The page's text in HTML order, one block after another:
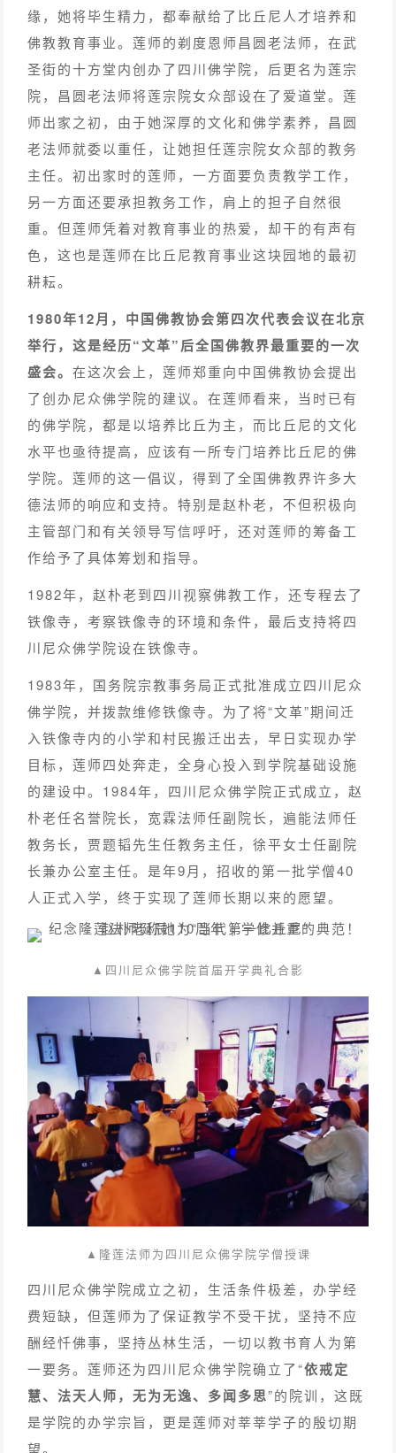
缘，她将毕生精力，都奉献给了比丘尼人才培养和
佛教教育事业。莲师的剃度恩师昌圆老法师，在武
圣街的十方堂内创办了四川佛学院，后更名为莲宗
院，昌圆老法师将莲宗院女众部设在了爱道堂。莲
师出家之初，由于她深厚的文化和佛学素养，昌圆
老法师就委以重任，让她担任莲宗院女众部的教务
主任。初出家时的莲师，一方面要负责教学工作，
另一方面还要承担教务工作，肩上的担子自然很
重。但莲师凭着对教育事业的热爱，却干的有声有
色，这也是莲师在比丘尼教育事业这块园地的最初
耕耘。
1980年12月，中国佛教协会第四次代表会议在北京
举行，这是经历“文革”后全国佛教界最重要的一次
盛会。在这次会上，莲师郑重向中国佛教协会提出
了创办尼众佛学院的建议。在莲师看来，当时已有
的佛学院，都是以培养比丘为主，而比丘尼的文化
水平也亟待提高，应该有一所专门培养比丘尼的佛
学院。莲师的这一倡议，得到了全国佛教界许多大
德法师的响应和支持。特别是赵朴老，不但积极向
主管部门和有关领导写信呼吁，还对莲师的筹备工
作给予了具体筹划和指导。
1982年，赵朴老到四川视察佛教工作，还专程去了
铁像寺，考察铁像寺的环境和条件，最后支持将四
川尼众佛学院设在铁像寺。
1983年，国务院宗教事务局正式批准成立四川尼众
佛学院，并拨款维修铁像寺。为了将“文革”期间迁
入铁像寺内的小学和村民搬迁出去，早日实现办学
目标，莲师四处奔走，全身心投入到学院基础设施
的建设中。1984年，四川尼众佛学院正式成立，赵
朴老任名誉院长，宽霖法师任副院长，遍能法师任
教务长，贾题韬先生任教务主任，徐平女士任副院
长兼办公室主任。是年9月，招收的第一批学僧40
人正式入学，终于实现了莲师长期以来的愿望。
▲四川尼众佛学院首届开学典礼合影
▲隆莲法师为四川尼众佛学院学僧授课
四川尼众佛学院成立之初，生活条件极差，办学经
费短缺，但莲师为了保证教学不受干扰，坚持不应
酬经忏佛事，坚持丛林生活，一切以教书育人为第
一要务。莲师还为四川尼众佛学院确立了“依戒定
慧、法天人师，无为无逸、多闻多思”的院训，这既
是学院的办学宗旨，更是莲师对莘莘学子的殷切期
望。